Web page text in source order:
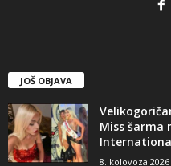
JOŠ OBJAVA
Miss šarma
8. kolovoza 2026